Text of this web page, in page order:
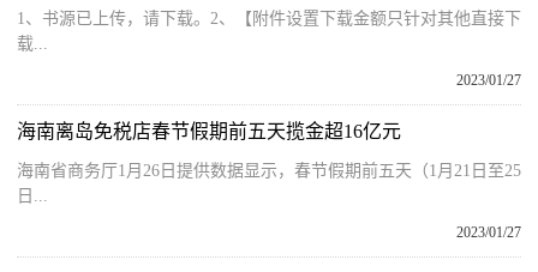
1、书源已上传，请下载。2、【附件设置下载金额只针对其他直接下
载...
2023/01/27
海南离岛免税店春节假期前五天揽金超16亿元
海南省商务厅1月26日提供数据显示，春节假期前五天（1月21日至25
日...
2023/01/27